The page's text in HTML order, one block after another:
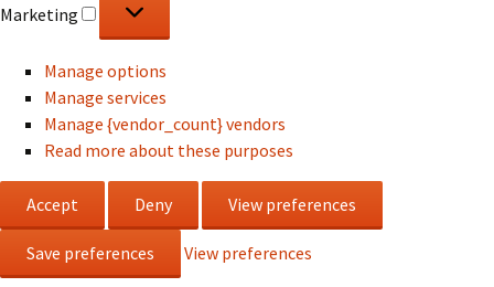
Marketing
Manage options
Manage services
Manage {vendor_count} vendors
Read more about these purposes
Accept Deny View preferences
Save preferences View preferences